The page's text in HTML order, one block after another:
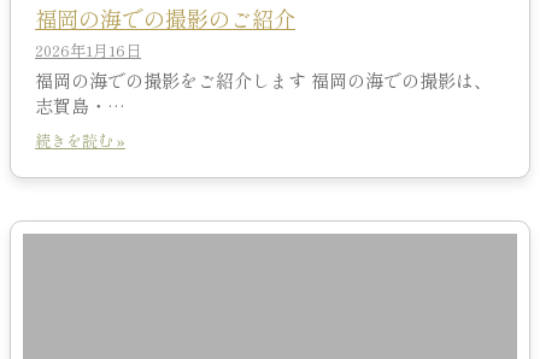
福岡の海での撮影のご紹介
2026年1月16日
福岡の海での撮影をご紹介します 福岡の海での撮影は、
志賀島・…
続きを読む »